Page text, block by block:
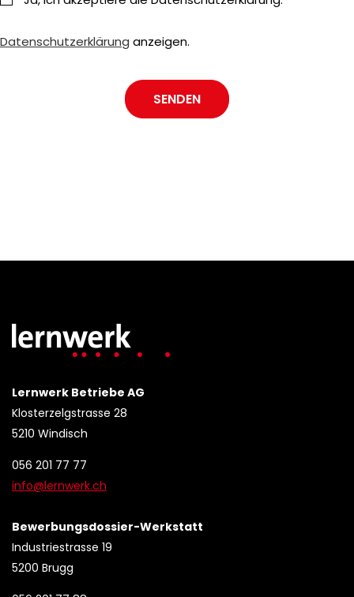
Datenschutzerklärung anzeigen.
SENDEN
Lernwerk Betriebe AG
Klosterzelgstrasse 28
5210 Windisch
056 201 77 77
info@lernwerk.ch
Bewerbungsdossier-Werkstatt
Industriestrasse 19
5200 Brugg